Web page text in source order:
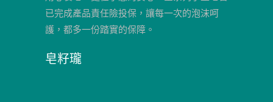
已完成產品責任險投保，讓每一次的泡沫呵
護，都多一份踏實的保障。
皂籽瓏